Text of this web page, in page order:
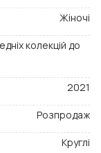
Жіночі
колекцій до
2021
Розпродаж
Круглі